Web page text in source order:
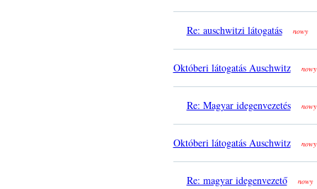
Re: auschwitzi látogatás nowy
Októberi látogatás Auschwitz nowy
Re: Magyar idegenvezetés nowy
Októberi látogatás Auschwitz nowy
Re: magyar idegenvezető nowy